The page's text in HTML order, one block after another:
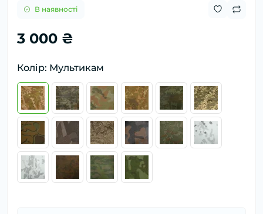
В наявності
3 000 ₴
Колір: Мультикам